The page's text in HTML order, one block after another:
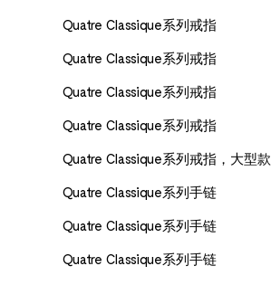
Quatre Classique系列戒指
Quatre Classique系列戒指
Quatre Classique系列戒指
Quatre Classique系列戒指
Quatre Classique系列戒指，大型款
Quatre Classique系列手链
Quatre Classique系列手链
Quatre Classique系列手链